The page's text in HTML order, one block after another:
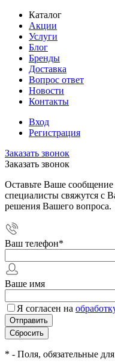
Каталог
Акции
Услуги
Блог
Бренды
Доставка
Вопрос ответ
Новости
Контакты
Вход
Регистрация
Заказать звонок
Заказать звонок
Оставьте Ваше
специалисты свяжутся с
решения Вашего вопроса.
Ваш телефон*
Ваше имя
Я согласен на
* - Поля, обязательные